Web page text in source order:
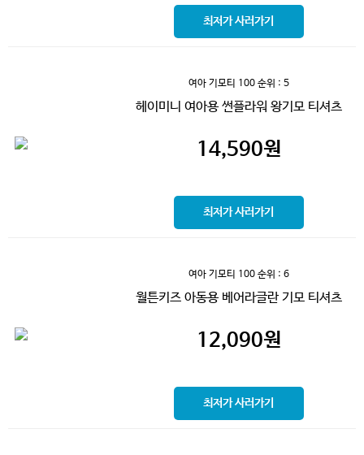
최저가 사러가기
여아 기모티 100 순위 : 5
헤이미니 여아용 썬플라워 왕기모 티셔츠
14,590원
최저가 사러가기
여아 기모티 100 순위 : 6
월튼키즈 아동용 베어라글란 기모 티셔츠
12,090원
최저가 사러가기